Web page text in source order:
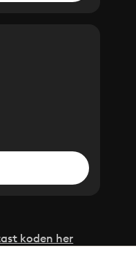
koden her